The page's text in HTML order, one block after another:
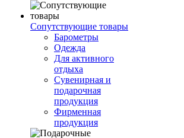
Сопутствующие товары
Барометры
Одежда
Для активного
отдыха
Сувенирная и
подарочная
продукция
Фирменная
продукция